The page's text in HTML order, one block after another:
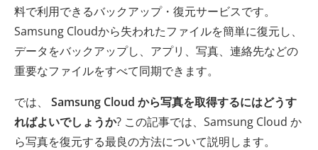
料で利用できるバックアップ・復元サービスです。
Samsung Cloudから失われたファイルを簡単に復元し、
データをバックアップし、アプリ、写真、連絡先などの
重要なファイルをすべて同期できます。
では、 Samsung Cloud から写真を取得するにはどうす
ればよいでしょうか? この記事では、Samsung Cloud か
ら写真を復元する最良の方法について説明します。